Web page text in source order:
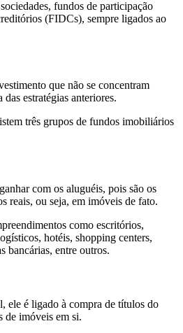
fundos de participação
(FIDCs), sempre ligados ao
que não se concentram
estratégias anteriores.
três grupos de fundos imobiliários
com os aluguéis, pois são os
reais, ou seja, em imóveis de fato.
como escritórios,
hotéis, shopping centers,
bancárias, entre outros.
ele é ligado à compra de títulos do
de imóveis em si.